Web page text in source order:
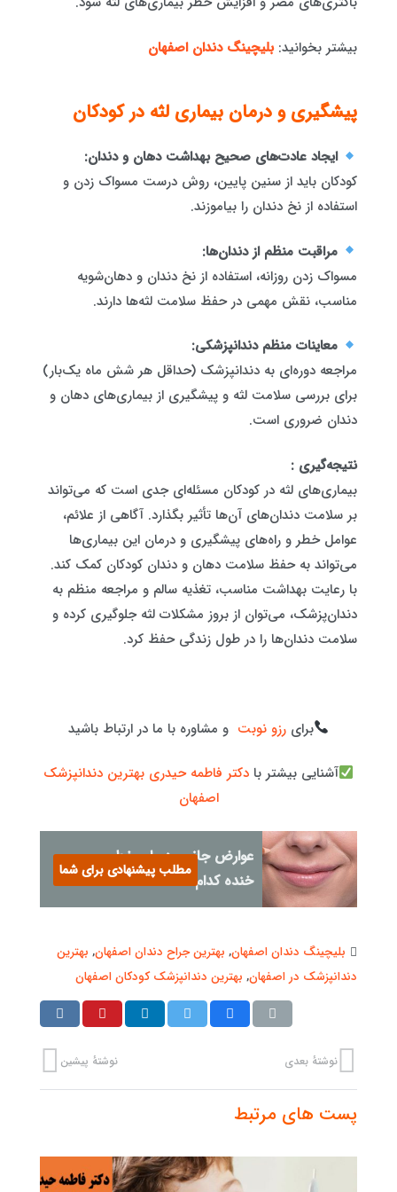
بیشتر بخوانید:بلیچینگ دندان اصفهان
پیشگیری و درمان بیماری‌ لثه در کودکان
ایجاد عادت‌های صحیح بهداشت دهان و دندان:
کودکان باید از سنین پایین، روش درست مسواک زدن و
استفاده از نخ دندان را بیاموزند.
مراقبت منظم از دندان‌ها:
مسواک زدن روزانه، استفاده از نخ دندان و دهان‌شویه
مناسب، نقش مهمی در حفظ سلامت لثه‌ها دارند.
معاینات منظم دندانپزشکی:
مراجعه دوره‌ای به دندانپزشک (حداقل هر شش ماه یک‌بار)
برای بررسی سلامت لثه و پیشگیری از بیماری‌های دهان و
دندان ضروری است.
نتیجه‌گیری :
بیماری‌های لثه در کودکان مسئله‌ای جدی است که می‌تواند
بر سلامت دندان‌های آن‌ها تأثیر بگذارد. آگاهی از علائم،
عوامل خطر و راه‌های پیشگیری و درمان این بیماری‌ها
می‌تواند به حفظ سلامت دهان و دندان کودکان کمک کند.
با رعایت بهداشت مناسب، تغذیه سالم و مراجعه منظم به
دندان‌پزشک، می‌توان از بروز مشکلات لثه جلوگیری کرده و
سلامت دندان‌ها را در طول زندگی حفظ کرد.
برای رزو نوبت و مشاوره با ما در ارتباط باشید
آشنایی بیشتر بادکتر فاطمه حیدری بهترین دندانپزشک
اصفهان
عوارض جانبی درمان خط
خنده کدام اند ؟؟؟مطلب پیشنهادی برای شما
بلیچینگ دندان اصفهان, بهترین جراح دندان اصفهان, بهترین
دندانپزشک در اصفهان, بهترین دندانپزشک کودکان اصفهان
نوشتهٔ پیشین نوشتهٔ بعدی
پست های مرتبط